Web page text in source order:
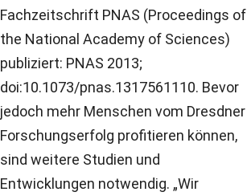
Fachzeitschrift PNAS (Proceedings of
the National Academy of Sciences)
publiziert: PNAS 2013;
doi:10.1073/pnas.1317561110. Bevor
jedoch mehr Menschen vom Dresdner
Forschungserfolg profitieren können,
sind weitere Studien und
Entwicklungen notwendig. „Wir